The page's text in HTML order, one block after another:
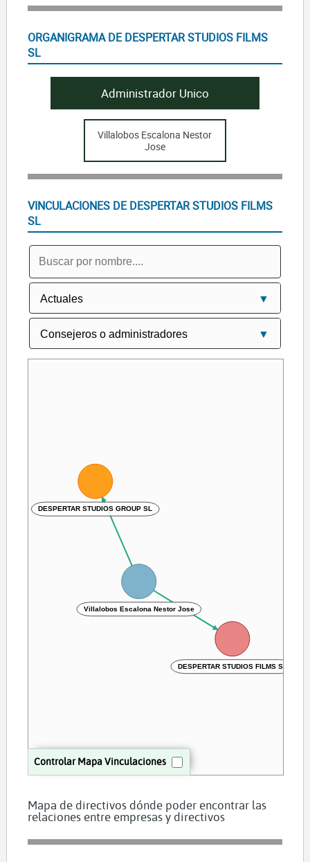
ORGANIGRAMA DE DESPERTAR STUDIOS FILMS
SL
Administrador Unico
Villalobos Escalona Nestor
Jose
VINCULACIONES DE DESPERTAR STUDIOS FILMS
SL
Controlar Mapa Vinculaciones
DESPERTAR STUDIOS FILMS SL
Villalobos Escalona Nestor Jose
DESPERTAR STUDIOS GROUP SL
Mapa de directivos dónde poder encontrar las
relaciones entre empresas y directivos